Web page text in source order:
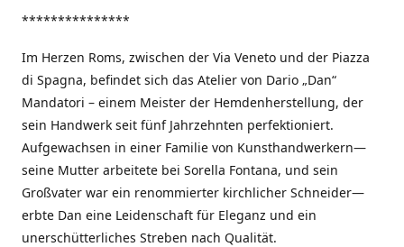
***************
Im Herzen Roms, zwischen der Via Veneto und der Piazza
di Spagna, befindet sich das Atelier von Dario „Dan“
Mandatori – einem Meister der Hemdenherstellung, der
sein Handwerk seit fünf Jahrzehnten perfektioniert.
Aufgewachsen in einer Familie von Kunsthandwerkern—
seine Mutter arbeitete bei Sorella Fontana, und sein
Großvater war ein renommierter kirchlicher Schneider—
erbte Dan eine Leidenschaft für Eleganz und ein
unerschütterliches Streben nach Qualität.